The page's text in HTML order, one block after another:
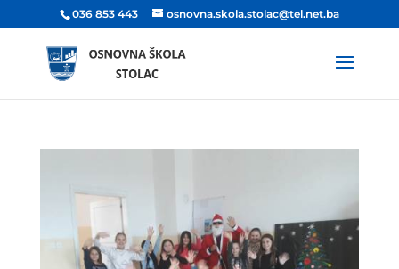
036 853 443 osnovna.skola.stolac@tel.net.ba